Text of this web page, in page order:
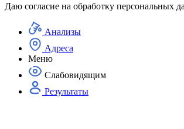
Даю согласие на обработку персональных
Анализы
Адреса
Меню
Слабовидящим
Результаты